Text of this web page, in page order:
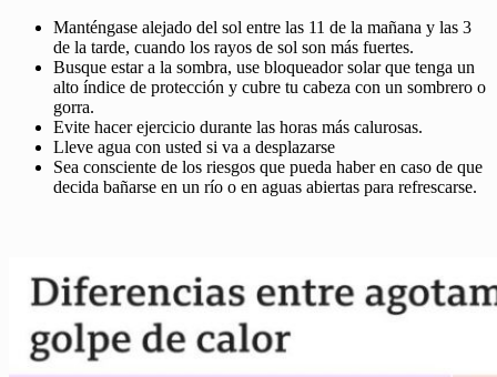
Manténgase alejado del sol entre las 11 de la mañana y las 3
de la tarde, cuando los rayos de sol son más fuertes.
Busque estar a la sombra, use bloqueador solar que tenga un
alto índice de protección y cubre tu cabeza con un sombrero o
gorra.
Evite hacer ejercicio durante las horas más calurosas.
Lleve agua con usted si va a desplazarse
Sea consciente de los riesgos que pueda haber en caso de que
decida bañarse en un río o en aguas abiertas para refrescarse.